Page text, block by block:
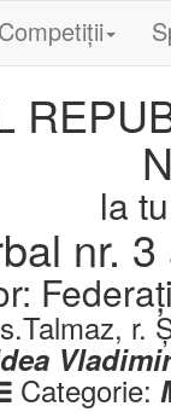
Competiții
la
nr.
r.
Vladimir
Categorie: